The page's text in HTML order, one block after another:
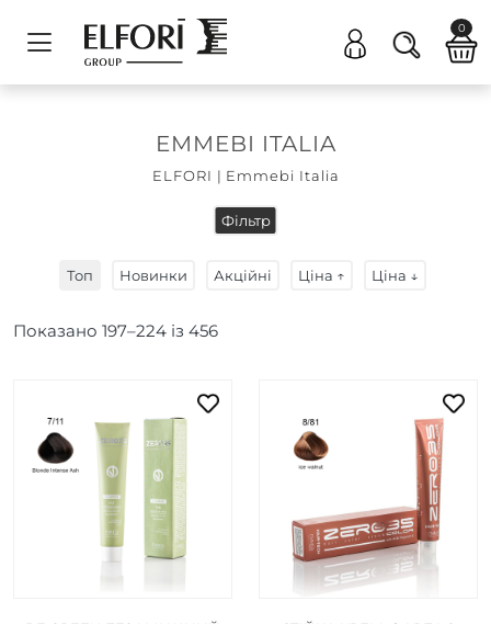
0
EMMEBI ITALIA
ELFORI | Emmebi Italia
Фільтр
Топ Новинки Акційні Ціна ↑ Ціна ↓
Показано 197–224 із 456